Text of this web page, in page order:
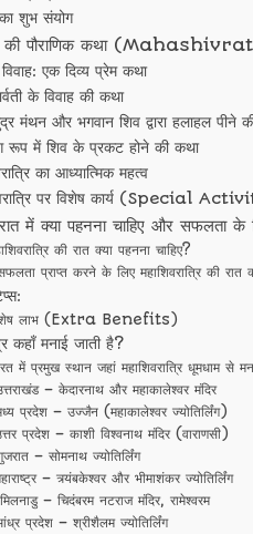
शुभ संयोग
की पौराणिक कथा
विवाह: एक दिव्य प्रेम कथा
के विवाह की कथा
मंथन और भगवान शिव द्वारा हलाहल पीने
रूप में शिव के प्रकट होने की कथा
का आध्यात्मिक महत्व
पर विशेष कार्य (Special
रात में क्या पहनना चाहिए और सफलता
की रात क्या पहनना चाहिए?
प्राप्त करने के लिए महाशिवरात्रि की रात
लाभ (Extra Benefits)
कहाँ मनाई जाती है?
में प्रमुख स्थान जहां महाशिवरात्रि धूमधाम से
– केदारनाथ और महाकालेश्वर मंदिर
प्रदेश – उज्जैन (महाकालेश्वर ज्योतिर्लिंग)
प्रदेश – काशी विश्वनाथ मंदिर (वाराणसी)
– सोमनाथ ज्योतिर्लिंग
– त्र्यंबकेश्वर और भीमाशंकर ज्योतिर्लिंग
– चिदंबरम नटराज मंदिर, रामेश्वरम
प्रदेश – श्रीशैलम ज्योतिर्लिंग